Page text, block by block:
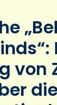
von